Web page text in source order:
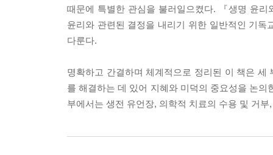
때문에 특별한 관심을 불러일으켰다. 『생명 윤
윤리와 관련된 결정을 내리기 위한 일반적인 기
다룬다.
명확하고 간결하며 체계적으로 정리된 이 책은
를 해결하는 데 있어 지혜와 미덕의 중요성을 논
부에서는 생전 유언장, 의학적 치료의 수용 및 거